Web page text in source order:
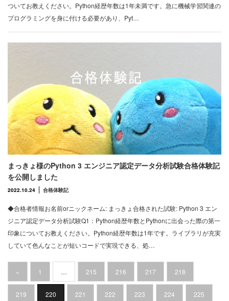
ついてお教えください。Python経歴年数は1年未満です。急に機械学習関連の
プログラミングを身に付ける必要があり、Pyt…
まっきょ様のPython 3 エンジニア認定データ分析試験合格体験記
を公開しました
2022.10.24 合格体験記
◆合格者情報お名前orニックネーム: まっきょ合格された試験: Python 3 エン
ジニア認定データ分析試験Q1：Python経歴年数とPythonに出会った際の第一
印象についてお教えください。Python経歴年数は1年です。ライブラリが充実
していて色んなことが短いコードで実現できる、処…
« 1 … 215 216 217 218
219 220 221 222 223 224 225